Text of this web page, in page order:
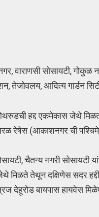
वाराणसी सोसायटी, गोकुळ
तेजोवलय, आदित्य गार्डन
हद्द एकमेकास जेथे
सरळ रेषेस (आकाशनगर ची
चैतन्य नगरी
मिळते तेथून दक्षिणेस सदर
देहूरोड बायपास हायवेस